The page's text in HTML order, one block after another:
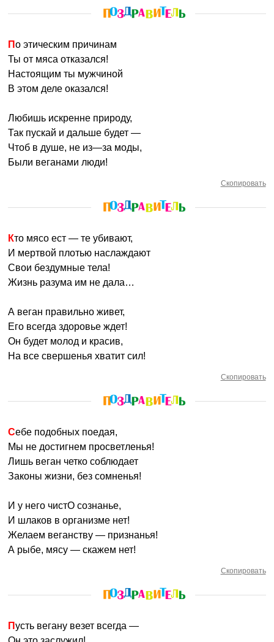
По этическим причинам
Ты от мяса отказался!
Настоящим ты мужчиной
В этом деле оказался!
Любишь искренне природу,
Так пускай и дальше будет —
Чтоб в душе, не из—за моды,
Были веганами люди!
Скопировать
Кто мясо ест — те убивают,
И мертвой плотью наслаждают
Свои бездумные тела!
Жизнь разума им не дала…
А веган правильно живет,
Его всегда здоровье ждет!
Он будет молод и красив,
На все свершенья хватит сил!
Скопировать
Себе подобных поедая,
Мы не достигнем просветленья!
Лишь веган четко соблюдает
Законы жизни, без сомненья!
И у него чистО сознанье,
И шлаков в организме нет!
Желаем веганству — признанья!
А рыбе, мясу — скажем нет!
Скопировать
Пусть вегану везет всегда —